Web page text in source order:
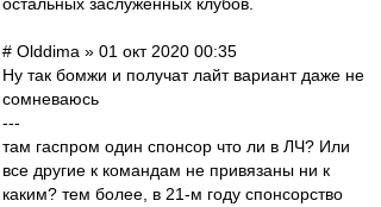
# Olddima » 01 окт 2020 00:35
Ну так бомжи и получат лайт вариант даже не
сомневаюсь
---
там гаспром один спонсор что ли в ЛЧ? Или
все другие к командам не привязаны ни к
каким? тем более, в 21-м году спонсорство